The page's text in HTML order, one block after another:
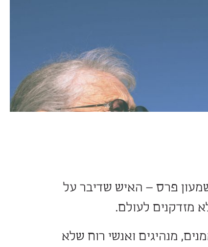
פרס – האיש שדיבר על